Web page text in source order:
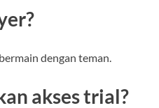
dengan teman.
akses trial?